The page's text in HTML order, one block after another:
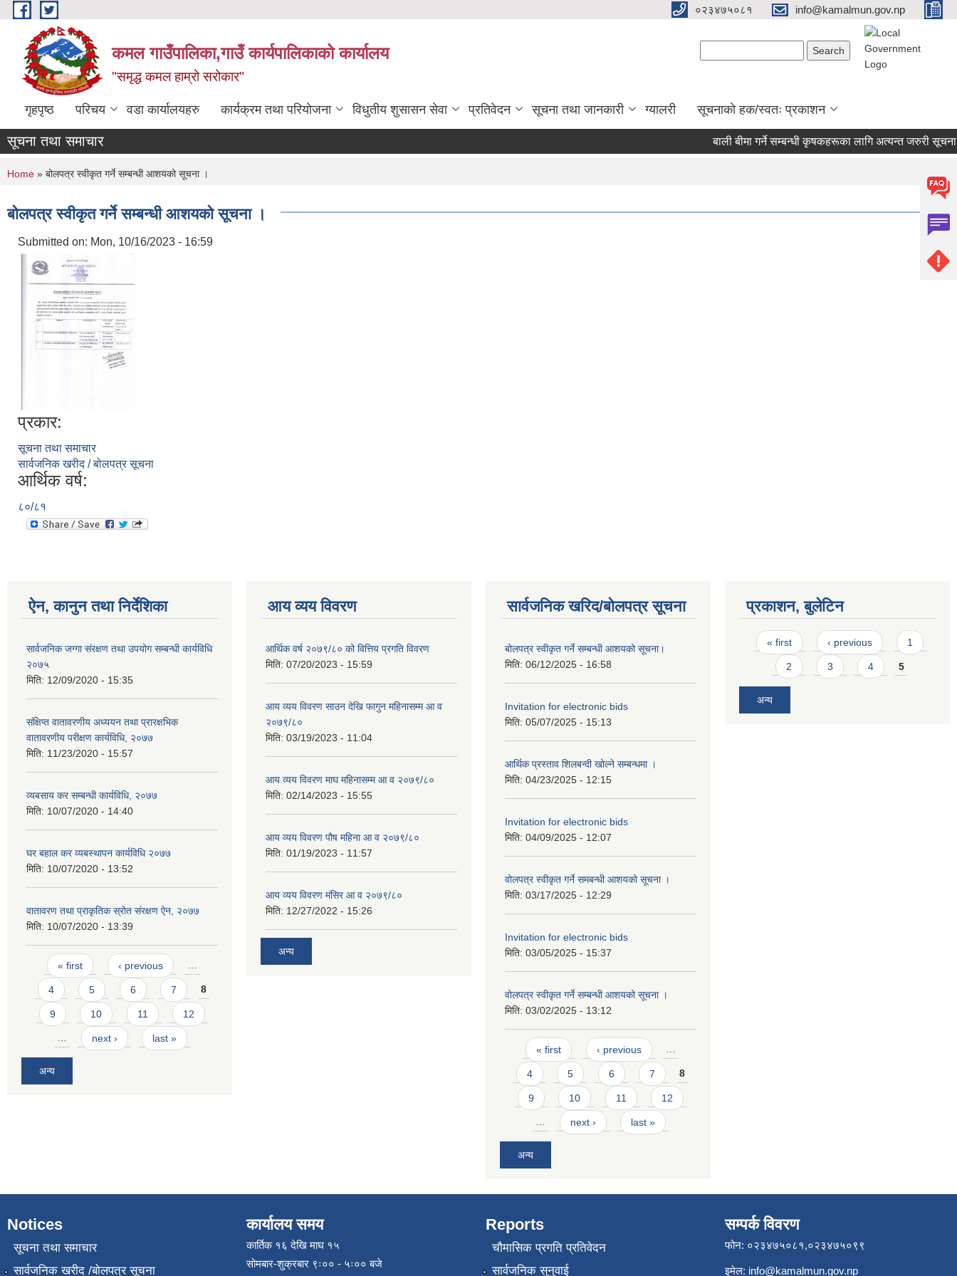
Skip to main content ०२३४७५०८१ info@kamalmun.gov.np
कमल गाउँपालिका,गाउँ कार्यपालिकाको कार्यालय
"समृद्ध कमल हाम्रो सरोकार"
गृहपृष्ठ परिचय वडा कार्यालयहरु कार्यक्रम तथा परियोजना विधुतीय शुसासन सेवा प्रतिवेदन सूचना तथा जानकारी ग्यालरी सूचनाको हक/स्वतः प्रकाशन
सूचना तथा समाचार बाली बीमा गर्ने सम्बन्धी कृषकहरूका लागि अत्यन्त जरुरी सूचना।
You are here
Home » बोलपत्र स्वीकृत गर्ने सम्बन्धी आशयको सूचना ।
बोलपत्र स्वीकृत गर्ने सम्बन्धी आशयको सूचना ।
Submitted on: Mon, 10/16/2023 - 16:59
प्रकार:
सूचना तथा समाचार
सार्वजनिक खरीद / बोलपत्र सूचना
आर्थिक वर्ष:
८०/८१
ऐन, कानुन तथा निर्देशिका
सार्वजनिक जग्गा संरक्षण तथा उपयोग सम्बन्धी कार्यविधि
२०७५
मिति: 12/09/2020 - 15:35
संक्षिप्त वातावरणीय अध्ययन तथा प्रारक्षभिक
वातावरणीय परीक्षण कार्यविधि, २०७७
मिति: 11/23/2020 - 15:57
व्यबसाय कर सम्बन्धी कार्यविधि, २०७७
मिति: 10/07/2020 - 14:40
घर बहाल कर व्यबस्थापन कार्यविधि २०७७
मिति: 10/07/2020 - 13:52
वातावरण तथा प्राकृतिक स्रोत संरक्षण ऐन, २०७७
मिति: 10/07/2020 - 13:39
Pages
« first ‹ previous …
4 5 6 7 8
9 10 11 12
… next › last »
अन्य
आय व्यय विवरण
आर्थिक वर्ष २०७९/८० को वित्तिय प्रगति विवरण
मिति: 07/20/2023 - 15:59
आय व्यय विवरण साउन देखि फागुन महिनासम्म आ व
२०७९/८०
मिति: 03/19/2023 - 11:04
आय व्यय विवरण माघ महिनासम्म आ व २०७९/८०
मिति: 02/14/2023 - 15:55
आय व्यय विवरण पौष महिना आ व २०७९/८०
मिति: 01/19/2023 - 11:57
आय व्यय विवरण मंसिर आ व २०७९/८०
मिति: 12/27/2022 - 15:26
अन्य
सार्वजनिक खरिद/बोलपत्र सूचना
बोलपत्र स्वीकृत गर्ने सम्बन्धी आशयको सूचना।
मिति: 06/12/2025 - 16:58
Invitation for electronic bids
मिति: 05/07/2025 - 15:13
आर्थिक प्रस्ताव शिलबन्दी खोल्ने सम्बन्धमा ।
मिति: 04/23/2025 - 12:15
Invitation for electronic bids
मिति: 04/09/2025 - 12:07
वोलपत्र स्वीकृत गर्ने समबन्धी आशयको सूचना ।
मिति: 03/17/2025 - 12:29
Invitation for electronic bids
मिति: 03/05/2025 - 15:37
वोलपत्र स्वीकृत गर्ने सम्बन्धी आशयको सूचना ।
मिति: 03/02/2025 - 13:12
Pages
« first ‹ previous …
4 5 6 7 8
9 10 11 12
… next › last »
अन्य
प्रकाशन, बुलेटिन
Pages
« first ‹ previous 1
2 3 4 5
अन्य
Notices
सूचना तथा समाचार
सार्वजनिक खरीद /बोलपत्र सूचना
कार्यालय समय
कार्तिक १६ देखि माघ १५
सोमबार-शुक्रबार ९ः०० - ५ः०० बजे
Reports
चौमासिक प्रगति प्रतिवेदन
सार्वजनिक सुनुवाई
सम्पर्क विवरण
फोन: ०२३४७५०८१,०२३४७५०९९
इमेल: info@kamalmun.gov.np